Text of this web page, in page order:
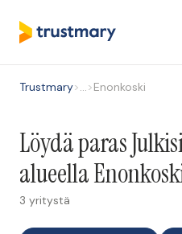
Trustmary>…>Enonkoski
Löydä paras
alueella
3 yritystä